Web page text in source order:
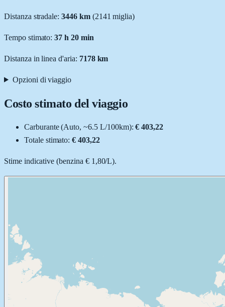
Distanza stradale:3446km (2141 miglia)
Tempo stimato:37 h 20 min
Distanza in linea d'aria: 7178km
Opzioni di viaggio
Costo stimato del viaggio
Carburante (Auto, ~6.5 L/100km): € 403,22
Totale stimato:€ 403,22
Stime indicative (benzina € 1,80/L).